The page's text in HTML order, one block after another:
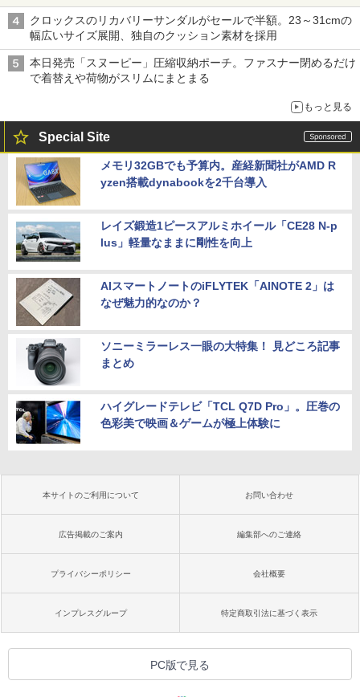
クロックスのリカバリーサンダルがセールで半額。23～31cmの
幅広いサイズ展開、独自のクッション素材を採用
本日発売「スヌーピー」圧縮収納ポーチ。ファスナー閉めるだけ
で着替えや荷物がスリムにまとまる
もっと見る
Special Site
メモリ32GBでも予算内。産経新聞社がAMD R
yzen搭載dynabookを2千台導入
レイズ鍛造1ピースアルミホイール「CE28 N-p
lus」軽量なままに剛性を向上
AIスマートノートのiFLYTEK「AINOTE 2」は
なぜ魅力的なのか？
ソニーミラーレス一眼の大特集！ 見どころ記事
まとめ
ハイグレードテレビ「TCL Q7D Pro」。圧巻の
色彩美で映画＆ゲームが極上体験に
本サイトのご利用について お問い合わせ
広告掲載のご案内 編集部へのご連絡
プライバシーポリシー 会社概要
インプレスグループ 特定商取引法に基づく表示
PC版で見る